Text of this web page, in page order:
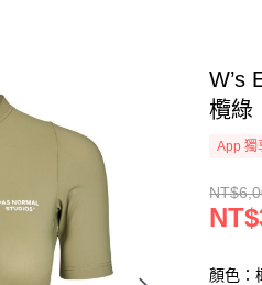
W’s
欖綠
App 獨
顏色：